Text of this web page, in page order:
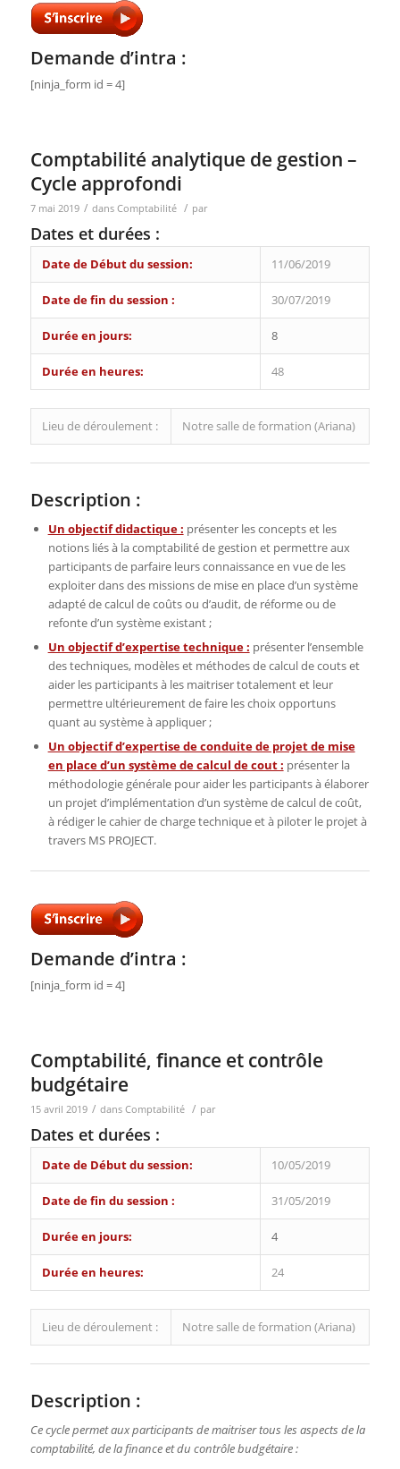
Demande d’intra :
[ninja_form id = 4]
Comptabilité analytique de gestion –
Cycle approfondi
7 mai 2019 / dans Comptabilité / par
Dates et durées :
Date de Début du session: 11/06/2019
Date de fin du session : 30/07/2019
Durée en jours: 8
Durée en heures: 48
Lieu de déroulement : Notre salle de formation (Ariana)
Description :
Un objectif didactique : présenter les concepts et les
notions liés à la comptabilité de gestion et permettre aux
participants de parfaire leurs connaissance en vue de les
exploiter dans des missions de mise en place d’un système
adapté de calcul de coûts ou d’audit, de réforme ou de
refonte d’un système existant ;
Un objectif d’expertise technique : présenter l’ensemble
des techniques, modèles et méthodes de calcul de couts et
aider les participants à les maitriser totalement et leur
permettre ultérieurement de faire les choix opportuns
quant au système à appliquer ;
Un objectif d’expertise de conduite de projet de mise
en place d’un système de calcul de cout : présenter la
méthodologie générale pour aider les participants à élaborer
un projet d’implémentation d’un système de calcul de coût,
à rédiger le cahier de charge technique et à piloter le projet à
travers MS PROJECT.
Demande d’intra :
[ninja_form id = 4]
Comptabilité, finance et contrôle
budgétaire
15 avril 2019 / dans Comptabilité / par
Dates et durées :
Date de Début du session: 10/05/2019
Date de fin du session : 31/05/2019
Durée en jours: 4
Durée en heures: 24
Lieu de déroulement : Notre salle de formation (Ariana)
Description :
Ce cycle permet aux participants de maitriser tous les aspects de la
comptabilité, de la finance et du contrôle budgétaire :